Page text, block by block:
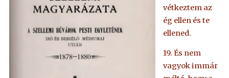
vétkeztem az
ég ellen és te
ellened.
19. És nem
vagyok immár